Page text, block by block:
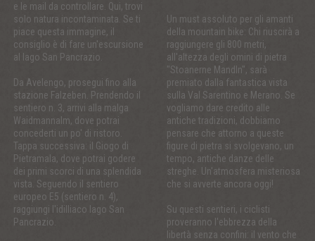
e le mail da controllare. Qui, trovi
solo natura incontaminata. Se ti
piace questa immagine, il
consiglio è di fare un'escursione
al lago San Pancrazio.
Da Avelengo, prosegui fino alla
stazione Falzeben. Prendendo il
sentiero n. 3, arrivi alla malga
Waidmannalm, dove potrai
concederti un po' di ristoro.
Tappa successiva: il Giogo di
Pietramala, dove potrai godere
dei primi scorci di una splendida
vista. Seguendo il sentiero
europeo E5 (sentiero n. 4),
raggiungi l'idilliaco lago San
Pancrazio.
Un must assoluto per gli amanti
della mountain bike: Chi riuscirà a
raggiungere gli 800 metri,
all'altezza degli omini di pietra
"Stoanerne Mandln", sarà
premiato dalla fantastica vista
sulla Val Sarentino e Merano. Se
vogliamo dare credito alle
antiche tradizioni, dobbiamo
pensare che attorno a queste
figure di pietra si svolgevano, un
tempo, antiche danze delle
streghe. Un'atmosfera misteriosa
che si avverte ancora oggi!
Su questi sentieri, i ciclisti
proveranno l'ebbrezza della
libertà senza confini: il vento che